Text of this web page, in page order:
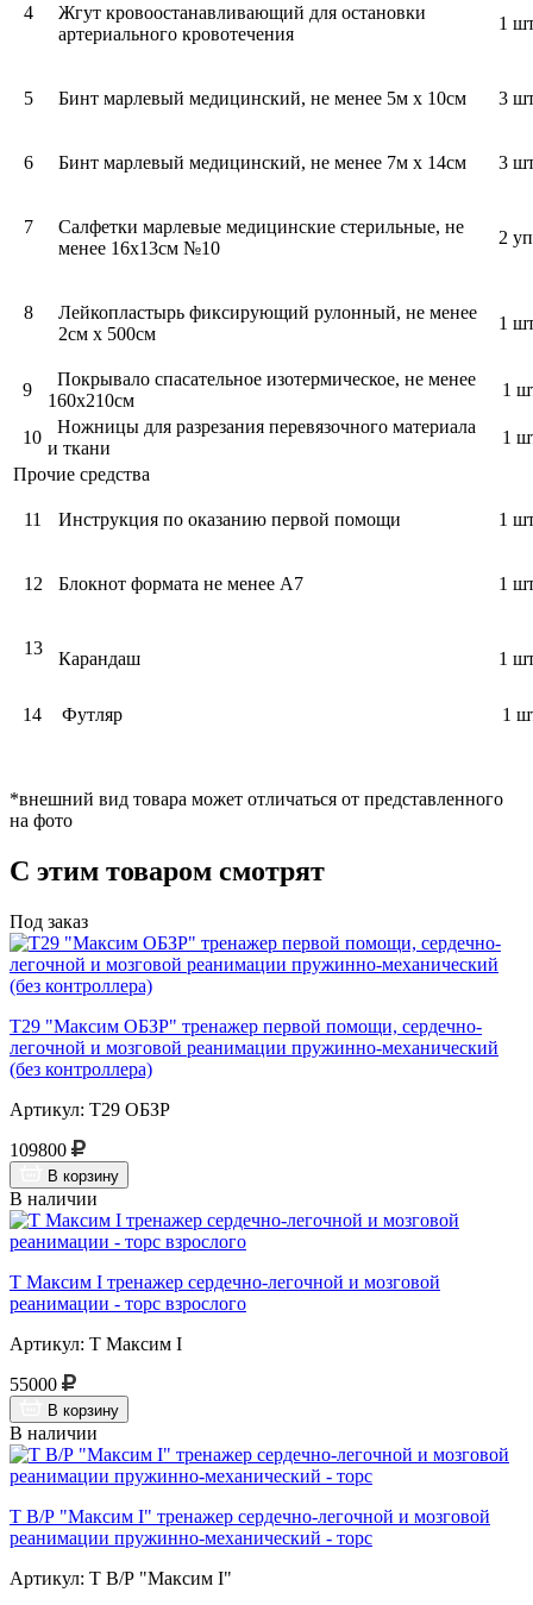
4
Жгут кровоостанавливающий для остановки
артериального кровотечения
1
5 Бинт марлевый медицинский, не менее 5м х 10см 3
6 Бинт марлевый медицинский, не менее 7м х 14см 3
7
Салфетки марлевые медицинские стерильные, не
менее 16х13см №10
2
8
Лейкопластырь фиксирующий рулонный, не менее
2см х 500см
1
9
Покрывало спасательное изотермическое, не менее
160х210см
1
10
Ножницы для разрезания перевязочного материала
и ткани
1
Прочие средства
11 Инструкция по оказанию первой помощи 1
12 Блокнот формата не менее А7 1
13
Карандаш 1
14 Футляр 1
*внешний вид товара может отличаться от представленного
на фото
С этим товаром смотрят
Под заказ
Т29 "Максим ОБЗР" тренажер первой помощи, сердечно-
легочной и мозговой реанимации пружинно-механический
(без контроллера)
Артикул: Т29 ОБЗР
109800
В корзину
В наличии
Т Максим I тренажер сердечно-легочной и мозговой
реанимации - торс взрослого
Артикул: Т Максим I
55000
В корзину
В наличии
Т В/Р "Максим I" тренажер сердечно-легочной и мозговой
реанимации пружинно-механический - торс
Артикул: Т В/Р "Максим I"